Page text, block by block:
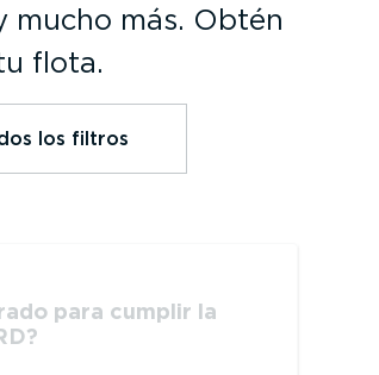
mucho más. Obtén
flota.
los filtros
para cumplir la